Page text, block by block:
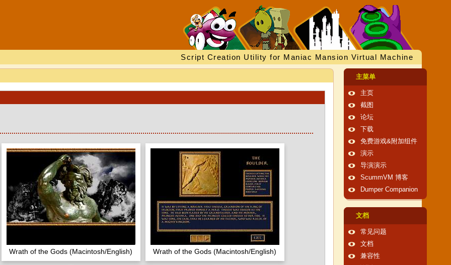
Script Creation Utility for Maniac Mansion Virtual Machine
Wrath of the Gods (Macintosh/English) Wrath of the Gods (Macintosh/English)
主菜单
主页
截图
论坛
下载
免费游戏&附加组件
演示
导演演示
ScummVM 博客
Dumper Companion
文档
常见问题
文档
兼容性